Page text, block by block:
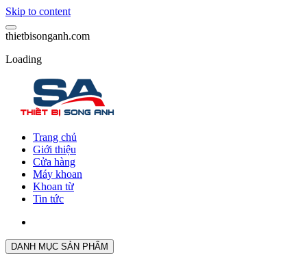
Skip to content
thietbisonganh.com
Loading
Trang chủ
Giới thiệu
Cửa hàng
Máy khoan
Khoan từ
Tin tức
DANH MỤC SẢN PHẨM